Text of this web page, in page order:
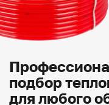
подбор
для любого